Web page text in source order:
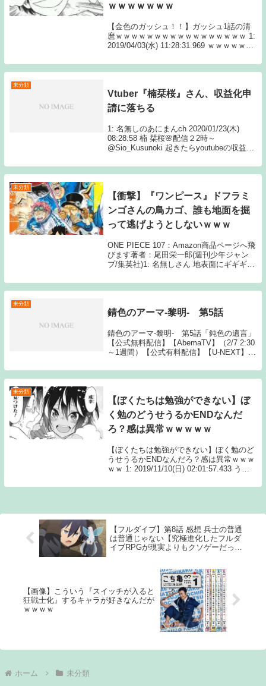
ｗｗｗｗｗｗｗ
【金色のガッシュ！！】ガッシュ1話の清
麿ｗｗｗｗｗｗｗｗｗｗｗｗｗｗｗｗｗ 1:
2019/04/03(水) 11:28:31.969 ｗｗｗｗｗｗ
を読むSource: ちゃん速【金色のガッシ
ュ！！】...
未分類
Vtuber『楠栞桜』さん、収益化申
請に落ちる
1: 名無しのあにまんch 2020/01/23(木)
08:28:58 楠 栞桜🌸配信２2時～
@Sio_Kusunoki 起きたらyoutubeの収益化
が再利用された Source: あ...
未分類
【衝撃】『ワンピース』ドフラミ
ンゴさんの鳥カゴ、誰も地面を掘
って逃げようとしないｗｗｗ
ONE PIECE 107：Amazon商品ページへ飛
びます著者：尾田栄一郎(週刊少年ジャン
プ/集英社)1: 名無しさん 地表面にギギギっ
ることはない 2: 名無しさん 鳥かごって自
分も中に居たら最終的...
未分類
錆色のアーマ-黎明- 第5話
錆色のアーマ-黎明- 第5話「鈍色の遺言」
【公式無料配信】【AbemaTV】（2/7 2:30
～1週間）【公式有料配信】【U-NEXT】
ストア】【Gyao】 【ビデオマーケット】
【バンダイ】...
未分類
【ぼくたちは勉強ができない】ぼ
く勉のどうせうるかENDなんだ
ろ？感は異常ｗｗｗｗｗ
【ぼくたちは勉強ができない】ぼく勉のど
うせうるかENDなんだろ？感は異常ｗｗｗ
ｗｗ 1: 2019/11/10(日) 02:01:57.433 うる
くたちは勉強ができない】ぼく勉のどうせ
【フルダイブ】第8話 感想 兵士の普通
は普通じゃない【究極進化したフルダ
イブRPGが現実よりもクソゲーだった
【画像】こういう『スイッチが入ると
狂戦士化』するキャラが好きなんだが
ｗｗｗｗ
ホーム 未分類